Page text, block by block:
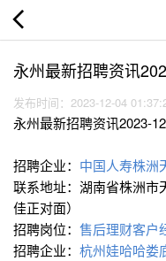
永州最新招聘资讯
发布时间：2023-12-04
永州最新招聘资讯2023-
招聘企业： 中国人寿株洲
联系地址：湖南省株洲市
佳正对面）
招聘岗位： 售后理财客户
招聘企业： 杭州娃哈哈娄